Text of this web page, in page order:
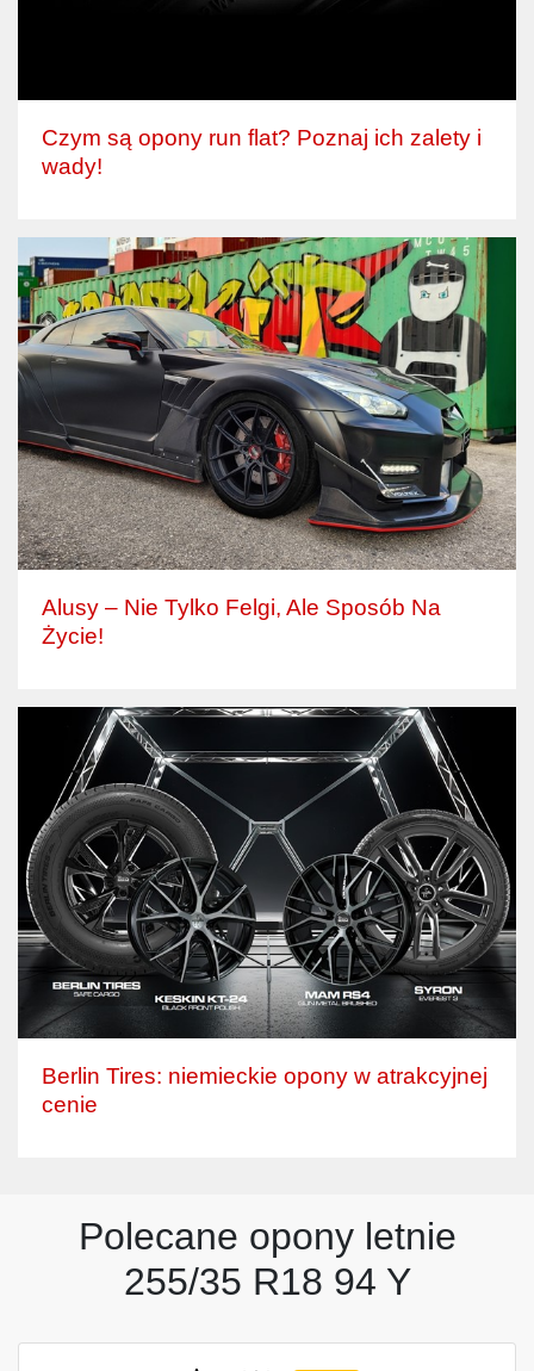
Czym są opony run flat? Poznaj ich zalety i
wady!
Alusy – Nie Tylko Felgi, Ale Sposób Na
Życie!
Berlin Tires: niemieckie opony w atrakcyjnej
cenie
Polecane opony letnie
255/35 R18 94 Y